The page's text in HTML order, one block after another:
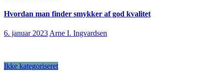
Hvordan man finder smykker af god kvalitet
6. januar 2023 Arne I. Ingvardsen
Ikke kategoriseret